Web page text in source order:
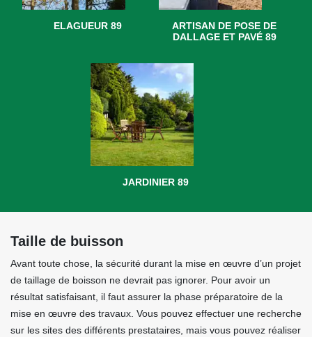
ELAGUEUR 89
ARTISAN DE POSE DE
DALLAGE ET PAVÉ 89
JARDINIER 89
Taille de buisson
Avant toute chose, la sécurité durant la mise en œuvre d’un projet
de taillage de boisson ne devrait pas ignorer. Pour avoir un
résultat satisfaisant, il faut assurer la phase préparatoire de la
mise en œuvre des travaux. Vous pouvez effectuer une recherche
sur les sites des différents prestataires, mais vous pouvez réaliser